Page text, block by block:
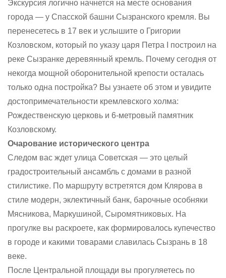
Экскурсия логично начнется на месте основания
города — у Спасской башни Сызранского кремля. Вы
перенесетесь в 17 век и услышите о Григории
Козловском, который по указу царя Петра I построил на
реке Сызранке деревянный кремль. Почему сегодня от
некогда мощной оборонительной крепости осталась
только одна постройка? Вы узнаете об этом и увидите
достопримечательности кремлевского холма:
Рождественскую церковь и 6-метровый памятник
Козловскому.
Очарование исторического центра
Следом вас ждет улица Советская — это целый
градостроительный ансамбль с домами в разной
стилистике. По маршруту встретятся дом Клярова в
стиле модерн, эклектичный банк, барочные особняки
Мясникова, Маркушиной, Сыромятниковых. На
прогулке вы раскроете, как формировалось купечество
в городе и какими товарами славилась Сызрань в 18
веке.
После Центральной площади вы прогуляетесь по